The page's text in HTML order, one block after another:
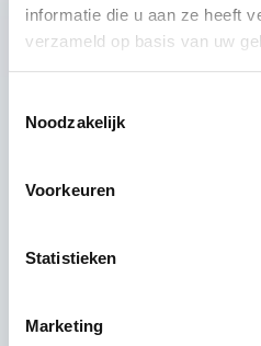
informatie die u aan ze heeft
verzameld op basis van uw
Noodzakelijk
Voorkeuren
Statistieken
Marketing
de
_gat